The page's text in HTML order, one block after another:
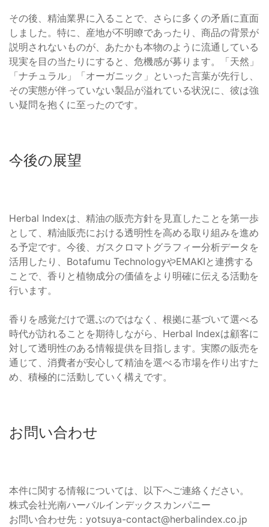
その後、精油業界に入ることで、さらに多くの矛盾に直面
しました。特に、産地が不明瞭であったり、商品の背景が
説明されないものが、あたかも本物のように流通している
現実を目の当たりにすると、危機感が募ります。「天然」
「ナチュラル」「オーガニック」といった言葉が先行し、
その実態が伴っていない製品が溢れている状況に、彼は強
い疑問を抱くに至ったのです。
今後の展望
Herbal Indexは、精油の販売方針を見直したことを第一歩
として、精油販売における透明性を高める取り組みを進め
る予定です。今後、ガスクロマトグラフィー分析データを
活用したり、Botafumu TechnologyやEMAKIと連携する
ことで、香りと植物成分の価値をより明確に伝える活動を
行います。
香りを感覚だけで選ぶのではなく、根拠に基づいて選べる
時代が訪れることを期待しながら、Herbal Indexは顧客に
対して透明性のある情報提供を目指します。実際の販売を
通じて、消費者が安心して精油を選べる市場を作り出すた
め、積極的に活動していく構えです。
お問い合わせ
本件に関する情報については、以下へご連絡ください。
株式会社光南ハーバルインデックスカンパニー
お問い合わせ先：yotsuya-contact@herbalindex.co.jp